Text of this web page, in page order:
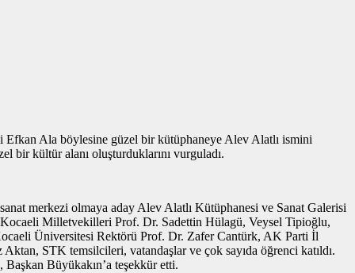
Efkan Ala böylesine güzel bir kütüphaneye Alev Alatlı ismini
bir kültür alanı oluşturduklarını vurguladı.
merkezi olmaya aday Alev Alatlı Kütüphanesi ve Sanat Galerisi
Kocaeli Milletvekilleri Prof. Dr. Sadettin Hülagü, Veysel Tipioğlu,
Üniversitesi Rektörü Prof. Dr. Zafer Cantürk, AK Parti İl
STK temsilcileri, vatandaşlar ve çok sayıda öğrenci katıldı.
Büyükakın’a teşekkür etti.